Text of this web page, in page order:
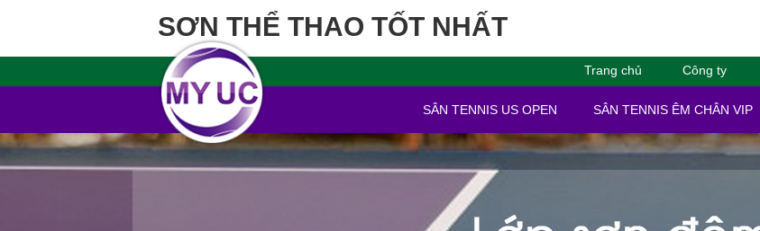
SƠN THỂ THAO TỐT NHẤT
Trang chủ Công ty
SÂN TENNIS US OPEN SÂN TENNIS ÊM CHÂN VIP